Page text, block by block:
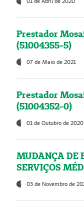
Prestador
(51004355-5)
07 de Maio de 2021
Prestador
(51004352-0)
01 de Outubro de 2020
MUDANÇA DE
SERVIÇOS
03 de Novembro de